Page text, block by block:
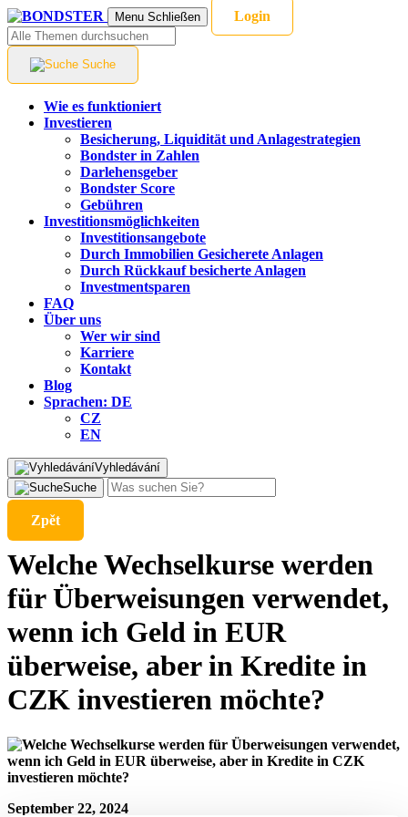
Menu Schließen Login
Suche
Wie es funktioniert
Investieren
Besicherung, Liquidität und Anlagestrategien
Bondster in Zahlen
Darlehensgeber
Bondster Score
Gebühren
Investitionsmöglichkeiten
Investitionsangebote
Durch Immobilien Gesicherete Anlagen
Durch Rückkauf besicherte Anlagen
Investmentsparen
FAQ
Über uns
Wer wir sind
Karriere
Kontakt
Blog
Sprachen: DE
CZ
EN
Vyhledávání
Suche
Zpět
Welche Wechselkurse werden
für Überweisungen verwendet,
wenn ich Geld in EUR
überweise, aber in Kredite in
CZK investieren möchte?
September 22, 2024